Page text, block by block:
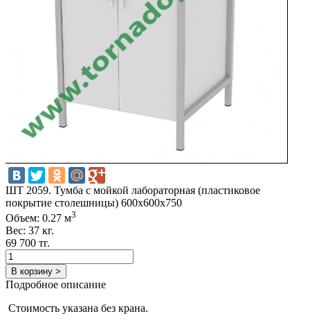
ШT 2059. Тумба с мойкой лабораторная (пластиковое
покрытие столешницы) 600х600х750
Объем: 0.27 м3
Вес: 37 кг.
69 700 тг.
В корзину >
Подробное описание
Стоимость указана без крана.